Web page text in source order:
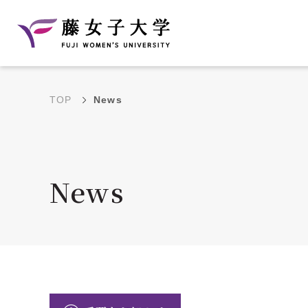
大学院の教育目的
TOP News
News